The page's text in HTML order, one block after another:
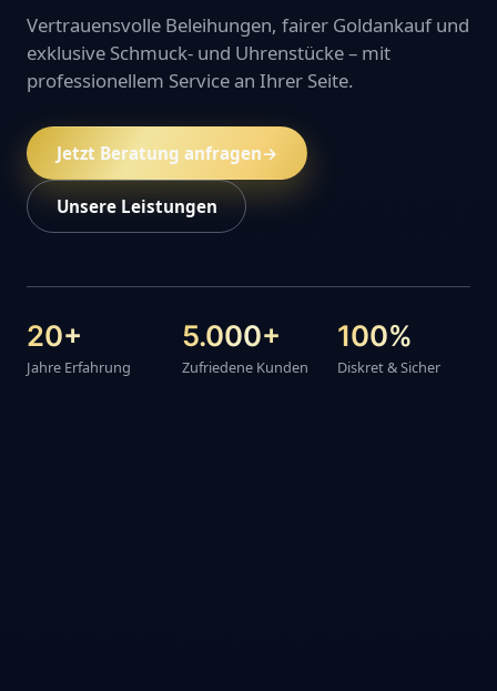
Vertrauensvolle Beleihungen, fairer Goldankauf und
exklusive Schmuck- und Uhrenstücke – mit
professionellem Service an Ihrer Seite.
Jetzt Beratung anfragen→
Unsere Leistungen
20+
Jahre Erfahrung
5.000+
Zufriedene Kunden
100%
Diskret & Sicher